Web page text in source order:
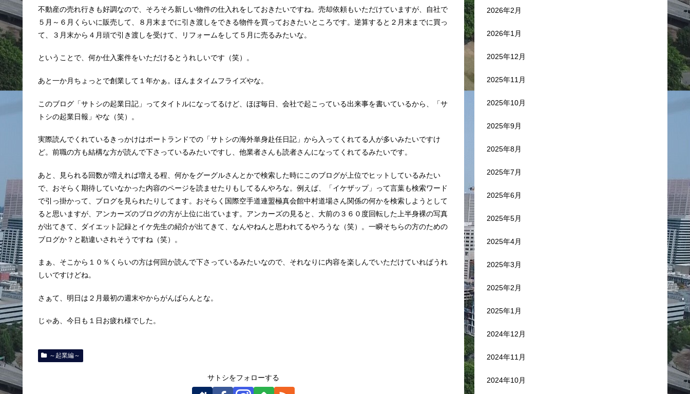
不動産の売れ行きも好調なので、そろそろ新しい物件の仕入れをしておきたいですね。売却依頼もいただけていますが、自社で
５月～６月くらいに販売して、８月末までに引き渡しをできる物件を買っておきたいところです。逆算すると２月末までに買っ
て、３月末から４月頭で引き渡しを受けて、リフォームをして５月に売るみたいな。
ということで、何か仕入案件をいただけるとうれしいです（笑）。
あと一か月ちょっとで創業して１年かぁ。ほんまタイムフライズやな。
このブログ「サトシの起業日記」ってタイトルになってるけど、ほぼ毎日、会社で起こっている出来事を書いているから、「サ
トシの起業日報」やな（笑）。
実際読んでくれているきっかけはポートランドでの「サトシの海外単身赴任日記」から入ってくれてる人が多いみたいですけ
ど。前職の方も結構な方が読んで下さっているみたいですし、他業者さんも読者さんになってくれてるみたいです。
あと、見られる回数が増えれば増える程、何かをグーグルさんとかで検索した時にこのブログが上位でヒットしているみたい
で、おそらく期待していなかった内容のページを読ませたりもしてるんやろな。例えば、「イケザップ」って言葉も検索ワード
で引っ掛かって、ブログを見られたりしてます。おそらく国際空手道連盟極真会館中村道場さん関係の何かを検索しようとして
ると思いますが、アンカーズのブログの方が上位に出ています。アンカーズの見ると、大前の３６０度回転した上半身裸の写真
が出てきて、ダイエット記録とイケ先生の紹介が出てきて、なんやねんと思われてるやろうな（笑）。一瞬そちらの方のための
ブログか？と勘違いされそうですね（笑）。
まぁ、そこから１０％くらいの方は何回か読んで下さっているみたいなので、それなりに内容を楽しんでいただけていればうれ
しいですけどね。
さぁて、明日は２月最初の週末やからがんばらんとな。
じゃあ、今日も１日お疲れ様でした。
～起業編～
サトシをフォローする
2026年2月
2026年1月
2025年12月
2025年11月
2025年10月
2025年9月
2025年8月
2025年7月
2025年6月
2025年5月
2025年4月
2025年3月
2025年2月
2025年1月
2024年12月
2024年11月
2024年10月